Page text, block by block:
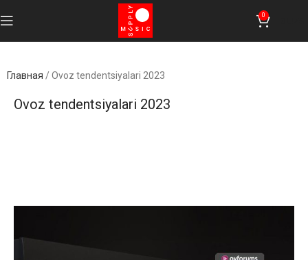
0
Главная /Ovoz tendentsiyalari 2023
Ovoz tendentsiyalari 2023